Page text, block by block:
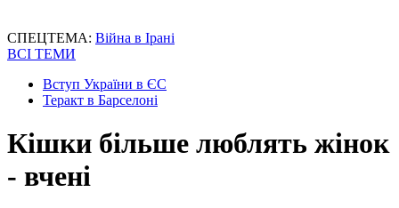
СПЕЦТЕМА: Війна в Ірані
ВСІ ТЕМИ
Вступ України в ЄС
Теракт в Барселоні
Кішки більше люблять жінок
- вчені